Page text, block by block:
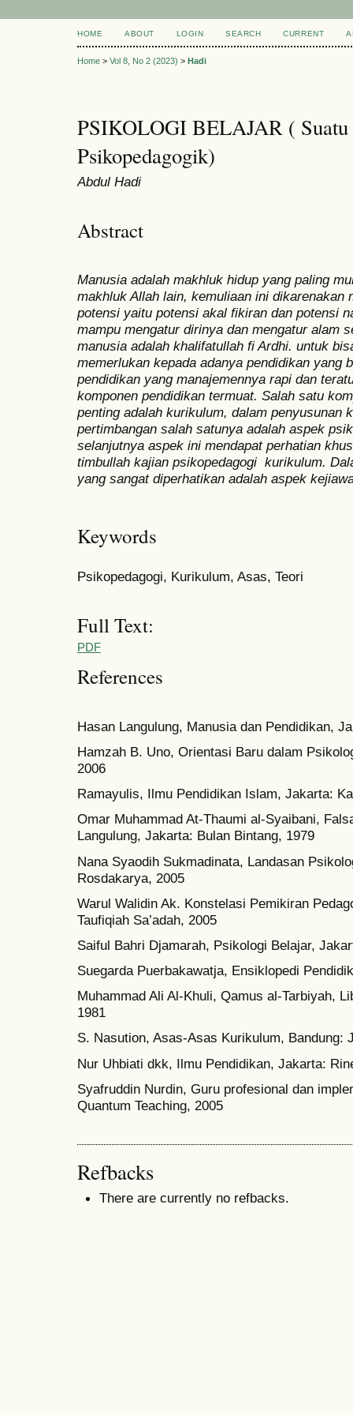
HOME ABOUT LOGIN SEARCH CURRENT
Home > Vol 8, No 2 (2023) > Hadi
PSIKOLOGI BELAJAR ( Suatu
Psikopedagogik)
Abdul Hadi
Abstract
Manusia adalah makhluk hidup yang paling
makhluk Allah lain, kemuliaan ini dikarenakan
potensi yaitu potensi akal fikiran dan potensi
mampu mengatur dirinya dan mengatur alam
manusia adalah khalifatullah fi Ardhi. untuk
memerlukan kepada adanya pendidikan yang
pendidikan yang manajemennya rapi dan
komponen pendidikan termuat. Salah satu
penting adalah kurikulum, dalam penyusunan
pertimbangan salah satunya adalah aspek
selanjutnya aspek ini mendapat perhatian
timbullah kajian psikopedagogi kurikulum.
yang sangat diperhatikan adalah aspek
Keywords
Psikopedagogi, Kurikulum, Asas, Teori
Full Text:
PDF
References
Hasan Langulung, Manusia dan Pendidikan,
Hamzah B. Uno, Orientasi Baru dalam
2006
Ramayulis, Ilmu Pendidikan Islam, Jakarta:
Omar Muhammad At-Thaumi al-Syaibani,
Langulung, Jakarta: Bulan Bintang, 1979
Nana Syaodih Sukmadinata, Landasan
Rosdakarya, 2005
Warul Walidin Ak. Konstelasi Pemikiran
Taufiqiah Sa’adah, 2005
Saiful Bahri Djamarah, Psikologi Belajar,
Suegarda Puerbakawatja, Ensiklopedi
Muhammad Ali Al-Khuli, Qamus al-Tarbiyah,
1981
S. Nasution, Asas-Asas Kurikulum, Bandung:
Nur Uhbiati dkk, Ilmu Pendidikan, Jakarta:
Syafruddin Nurdin, Guru profesional dan
Quantum Teaching, 2005
Refbacks
There are currently no refbacks.